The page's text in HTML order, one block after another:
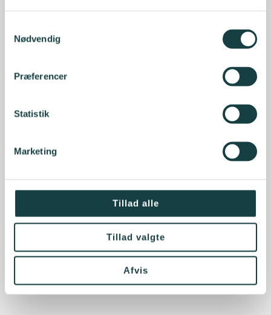
Nødvendig
Præferencer
Statistik
Marketing
Tillad alle
Tillad valgte
Afvis